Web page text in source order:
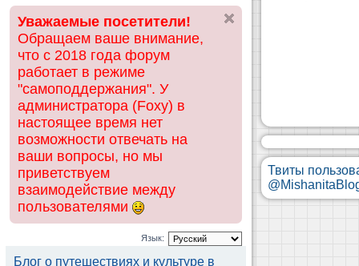
ск
Уважаемые посетители!
Обращаем ваше внимание,
что с 2018 года форум
работает в режиме
"самоподдержания". У
администратора (Foxy) в
настоящее время нет
возможности отвечать на
ваши вопросы, но мы
приветствуем
взаимодействие между
пользователями
Язык:
Блог о путешествиях и культуре в
Твиты